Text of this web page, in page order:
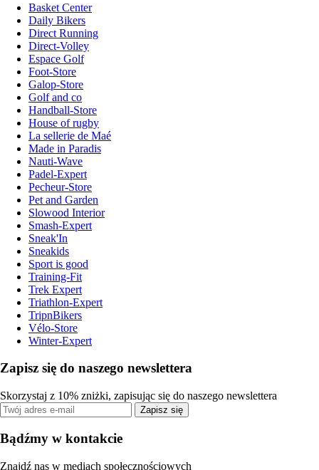
Basket Center
Daily Bikers
Direct Running
Direct-Volley
Espace Golf
Foot-Store
Galop-Store
Golf and co
Handball-Store
House of rugby
La sellerie de Maé
Made in Paradis
Nauti-Wave
Padel-Expert
Pecheur-Store
Pet and Garden
Slowood Interior
Smash-Expert
Sneak'In
Sneakids
Sport is good
Training-Fit
Trek Expert
Triathlon-Expert
TripnBikers
Vélo-Store
Winter-Expert
Zapisz się do naszego newslettera
Skorzystaj z 10% zniżki, zapisując się do naszego newslettera
Zapisz się
Bądźmy w kontakcie
Znajdź nas w mediach społecznościowych